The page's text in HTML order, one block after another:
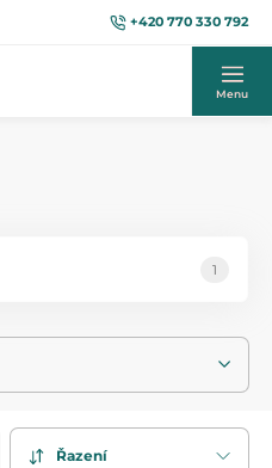
+420 770 330 792
Menu
1
Řazení